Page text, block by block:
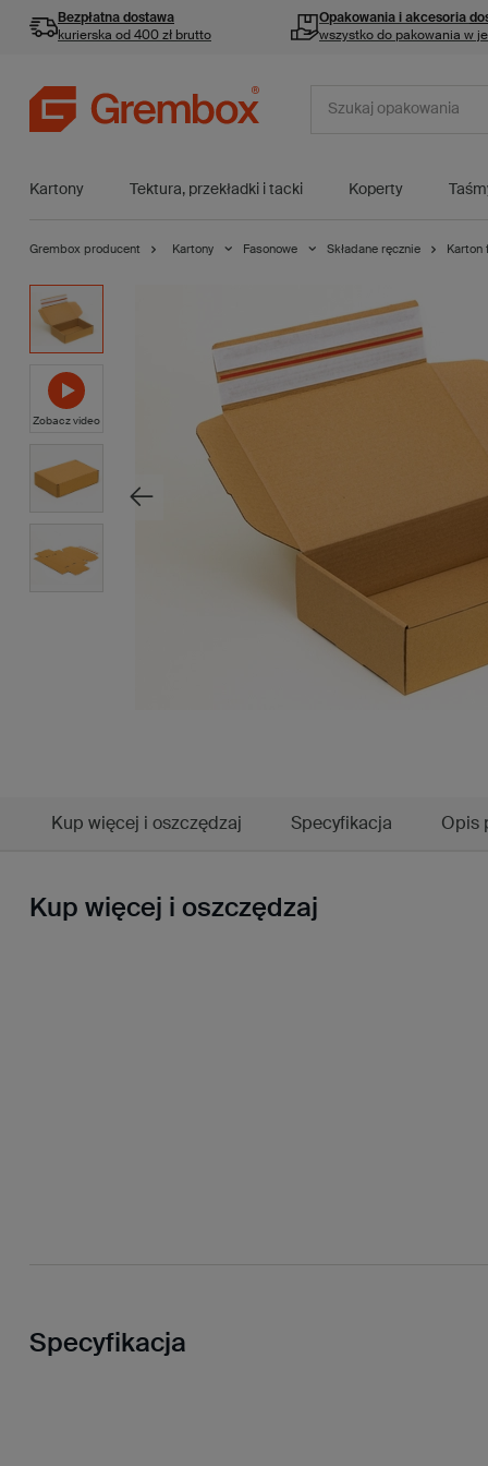
Bezpłatna dostawa
kurierska od 400 zł brutto
Opakowania i akcesoria
wszystko do pakowania w
Kartony Tektura, przekładki i tacki Koperty
Grembox producent Kartony Fasonowe Składane ręcznie Karton
Zobacz video
Kup więcej i oszczędzaj Specyfikacja Opis
Kup więcej i oszczędzaj
Specyfikacja